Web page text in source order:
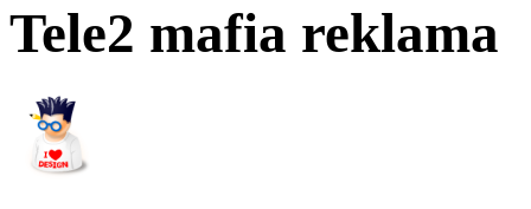
Tele2 mafia reklama